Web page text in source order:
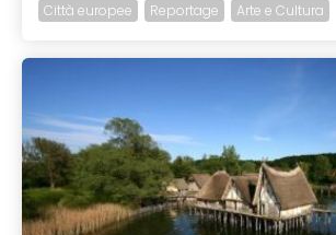
Città europee Reportage Arte e Cultura